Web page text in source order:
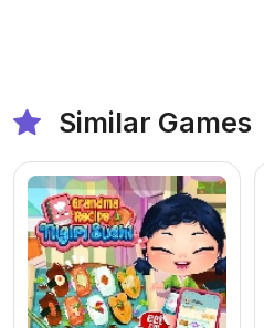
Similar Games